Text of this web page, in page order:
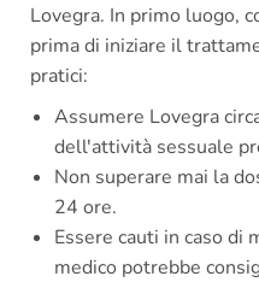
Lovegra. In primo luogo,
prima di iniziare il
pratici:
Assumere Lovegra
dell'attività sessuale
Non superare mai la
24 ore.
Essere cauti in caso di
medico potrebbe